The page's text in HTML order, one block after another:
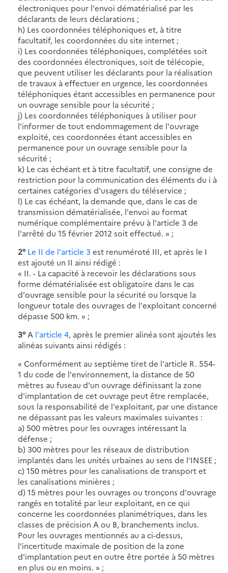
électroniques pour l'envoi dématérialisé par les
déclarants de leurs déclarations ;
h) Les coordonnées téléphoniques et, à titre
facultatif, les coordonnées du site internet ;
i) Les coordonnées téléphoniques, complétées soit
des coordonnées électroniques, soit de télécopie,
que peuvent utiliser les déclarants pour la réalisation
de travaux à effectuer en urgence, les coordonnées
téléphoniques étant accessibles en permanence pour
un ouvrage sensible pour la sécurité ;
j) Les coordonnées téléphoniques à utiliser pour
l'informer de tout endommagement de l'ouvrage
exploité, ces coordonnées étant accessibles en
permanence pour un ouvrage sensible pour la
sécurité ;
k) Le cas échéant et à titre facultatif, une consigne de
restriction pour la communication des éléments du i à
certaines catégories d'usagers du téléservice ;
l) Le cas échéant, la demande que, dans le cas de
transmission dématérialisée, l'envoi au format
numérique complémentaire prévu à l'article 3 de
l'arrêté du 15 février 2012 soit effectué. » ;
2° Le II de l'article 3 est renuméroté III, et après le I
est ajouté un II ainsi rédigé :
« II. - La capacité à recevoir les déclarations sous
forme dématérialisée est obligatoire dans le cas
d'ouvrage sensible pour la sécurité ou lorsque la
longueur totale des ouvrages de l'exploitant concerné
dépasse 500 km. » ;
3°A l'article 4, après le premier alinéa sont ajoutés les
alinéas suivants ainsi rédigés :
« Conformément au septième tiret de l'article R. 554-
1 du code de l'environnement, la distance de 50
mètres au fuseau d'un ouvrage définissant la zone
d'implantation de cet ouvrage peut être remplacée,
sous la responsabilité de l'exploitant, par une distance
ne dépassant pas les valeurs maximales suivantes :
a) 500 mètres pour les ouvrages intéressant la
défense ;
b) 300 mètres pour les réseaux de distribution
implantés dans les unités urbaines au sens de l'INSEE ;
c) 150 mètres pour les canalisations de transport et
les canalisations minières ;
d) 15 mètres pour les ouvrages ou tronçons d'ouvrage
rangés en totalité par leur exploitant, en ce qui
concerne les coordonnées planimétriques, dans les
classes de précision A ou B, branchements inclus.
Pour les ouvrages mentionnés au a ci-dessus,
l'incertitude maximale de position de la zone
d'implantation peut en outre être portée à 50 mètres
en plus ou en moins. » ;